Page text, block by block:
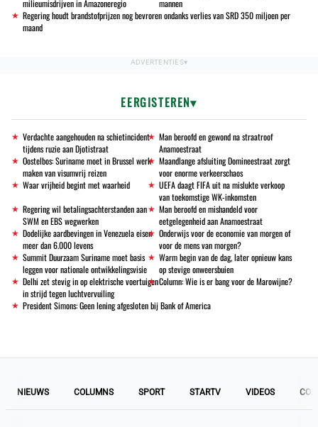
milieumisdrijven in Amazoneregio
mannen
Regering houdt brandstofprijzen nog bevroren ondanks verlies van SRD 350 miljoen per
maand
EERGISTEREN
Verdachte aangehouden na schietincident
tijdens ruzie aan Djotistraat
Man beroofd en gewond na straatroof
Anamoestraat
Oostelbos: Suriname moet in Brussel werk
maken van visumvrij reizen
Maandlange afsluiting Domineestraat zorgt
voor enorme verkeerschaos
Waar vrijheid begint met waarheid
UEFA daagt FIFA uit na mislukte verkoop
van toekomstige WK-inkomsten
Regering wil betalingsachterstanden aan
SWM en EBS wegwerken
Man beroofd en mishandeld voor
eetgelegenheid aan Anamoestraat
Dodelijke aardbevingen in Venezuela eisen
meer dan 6.000 levens
Onderwijs voor de economie van morgen of
voor de mens van morgen?
Summit Duurzaam Suriname moet basis
leggen voor nationale ontwikkelingsvisie
Warm begin van de dag, later opnieuw kans
op stevige onweersbuien
Delhi zet stevig in op elektrische voertuigen
in strijd tegen luchtvervuiling
Column: Wie is er bang voor de Marowijne?
President Simons: Geen lening afgesloten bij Bank of America
NIEUWS COLUMNS SPORT STARTV VIDEOS